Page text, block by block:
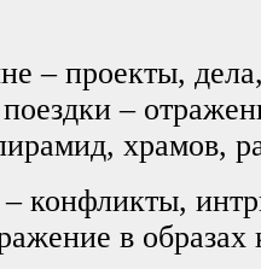
– проекты,
–
храмов,
конфликты,
в образах